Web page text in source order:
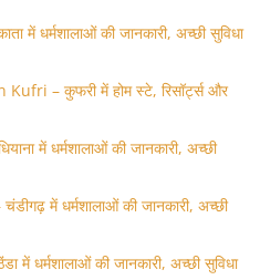
धर्मशालाओं की जानकारी, अच्छी सुविधा
– कुफरी में होम स्‍टे, रिसॉर्ट्स और
में धर्मशालाओं की जानकारी, अच्छी
में धर्मशालाओं की जानकारी, अच्छी
धर्मशालाओं की जानकारी, अच्छी सुविधा